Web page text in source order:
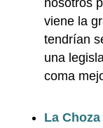
nosotros
viene la
tendrían
una
coma
La Choza